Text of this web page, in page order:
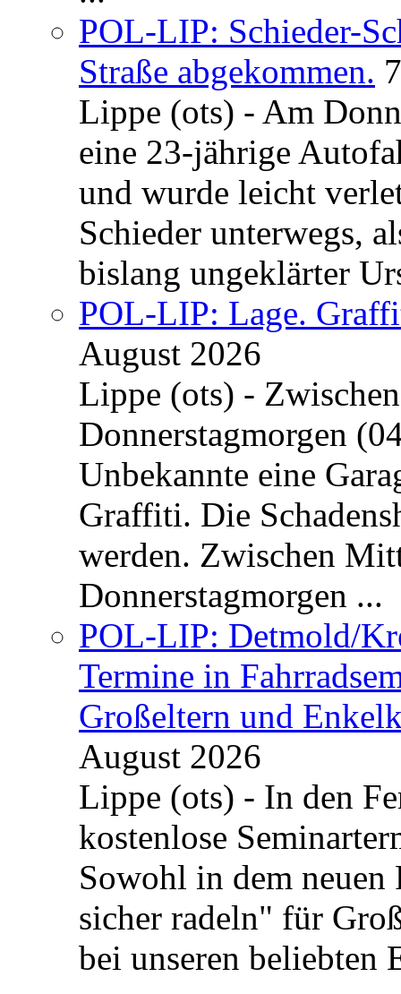
POL-LIP: Schieder-
Straße abgekommen.
Lippe (ots) - Am
eine 23-jährige
und wurde leicht
Schieder unterwegs,
bislang ungeklärter
POL-LIP: Lage.
August 2026
Lippe (ots) -
Donnerstagmorgen
Unbekannte eine
Graffiti. Die
werden. Zwischen
Donnerstagmorgen ...
POL-LIP: Detmold/
Termine in
Großeltern und
August 2026
Lippe (ots) - In den
kostenlose
Sowohl in dem neuen
sicher radeln" für
bei unseren beliebten